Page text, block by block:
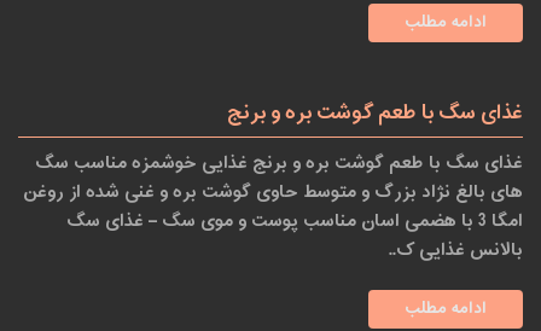
ادامه مطلب
غذای سگ با طعم گوشت بره و برنج
غذای سگ با طعم گوشت بره و برنج غذایی خوشمزه مناسب سگ
های بالغ نژاد بزرگ و متوسط حاوی گوشت بره و غنی شده از روغن
امگا 3 با هضمی اسان مناسب پوست و موی سگ – غذای سگ
بالانس غذایی ک..
ادامه مطلب